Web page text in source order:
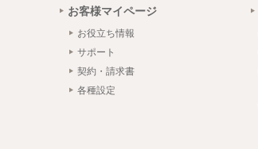
お客様マイページ
お役立ち情報
サポート
契約・請求書
各種設定